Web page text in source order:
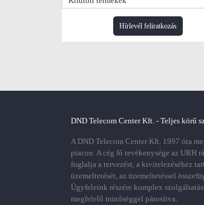
Hírlevél feliratkozás
DND Telecom Center Kft. - Teljes körű
A DND Telecom Center Kft. 1997 óta
piacon. A cég fő tevékenysége az URH
foglalja a tervezést, a kivitelezéséhez
üzemeltetését, az üzemeltetéssel
Ügyfeleink részére komplex
megfelelő minőséggel párosítva.